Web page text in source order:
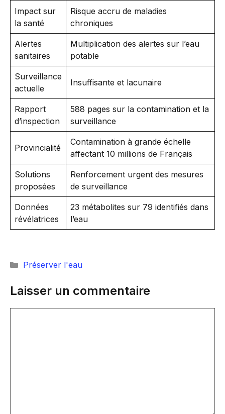
Impact sur
la santé
Risque accru de maladies
chroniques
Alertes
sanitaires
Multiplication des alertes sur l’eau
potable
Surveillance
actuelle
Insuffisante et lacunaire
Rapport
d’inspection
588 pages sur la contamination et la
surveillance
Provincialité
Contamination à grande échelle
affectant 10 millions de Français
Solutions
proposées
Renforcement urgent des mesures
de surveillance
Données
révélatrices
23 métabolites sur 79 identifiés dans
l’eau
Catégories
Préserver l'eau
Laisser un commentaire